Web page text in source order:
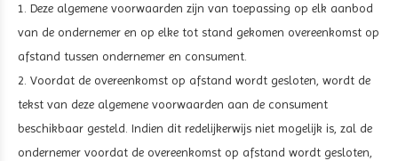
1. Deze algemene voorwaarden zijn van toepassing op elk aanbod
van de ondernemer en op elke tot stand gekomen overeenkomst op
afstand tussen ondernemer en consument.
2. Voordat de overeenkomst op afstand wordt gesloten, wordt de
tekst van deze algemene voorwaarden aan de consument
beschikbaar gesteld. Indien dit redelijkerwijs niet mogelijk is, zal de
ondernemer voordat de overeenkomst op afstand wordt gesloten,